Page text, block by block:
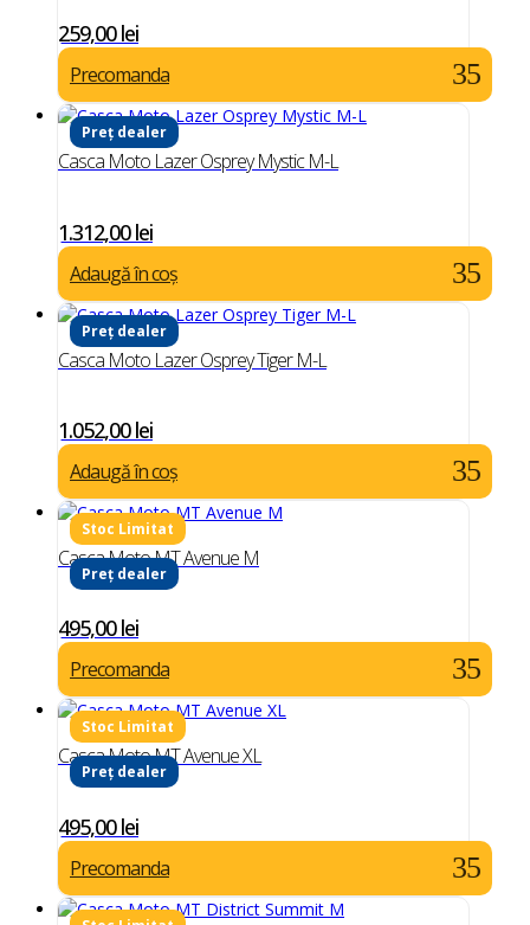
259,00lei
Precomanda
Preț dealer
Casca Moto Lazer Osprey Mystic M-L
1.312,00lei
Adaugă în coș
Preț dealer
Casca Moto Lazer Osprey Tiger M-L
1.052,00lei
Adaugă în coș
Preț dealer
Casca Moto MT Avenue M
495,00lei
Precomanda
Preț dealer
Casca Moto MT Avenue XL
495,00lei
Precomanda